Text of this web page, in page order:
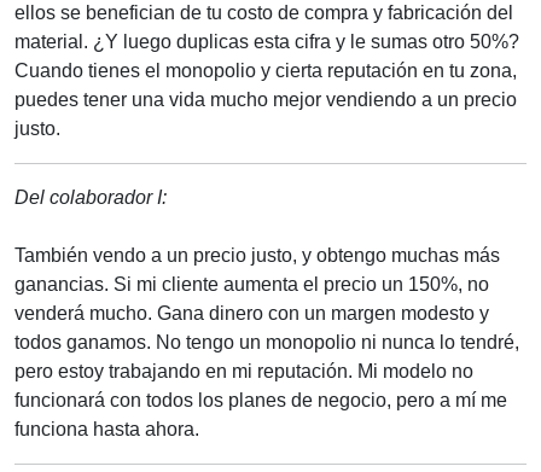
ellos se benefician de tu costo de compra y fabricación del
material. ¿Y luego duplicas esta cifra y le sumas otro 50%?
Cuando tienes el monopolio y cierta reputación en tu zona,
puedes tener una vida mucho mejor vendiendo a un precio
justo.
Del colaborador I:
También vendo a un precio justo, y obtengo muchas más
ganancias. Si mi cliente aumenta el precio un 150%, no
venderá mucho. Gana dinero con un margen modesto y
todos ganamos. No tengo un monopolio ni nunca lo tendré,
pero estoy trabajando en mi reputación. Mi modelo no
funcionará con todos los planes de negocio, pero a mí me
funciona hasta ahora.